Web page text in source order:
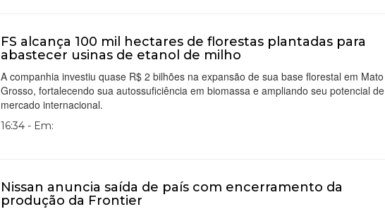
FS alcança 100 mil hectares de florestas plantadas para
abastecer usinas de etanol de milho
A companhia investiu quase R$ 2 bilhões na expansão de sua base florestal em Mato
Grosso, fortalecendo sua autossuficiência em biomassa e ampliando seu potencial de
mercado internacional.
16:34 - Em:
Nissan anuncia saída de país com encerramento da
produção da Frontier